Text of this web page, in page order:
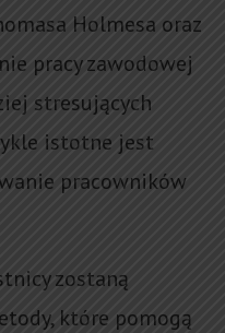
Holmesa oraz
pracy zawodowej
stresujących
istotne jest
pracowników
zostaną
które pomogą